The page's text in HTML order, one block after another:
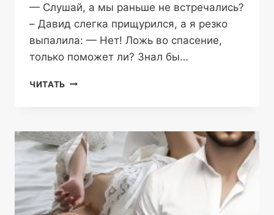
— Слушай, а мы раньше не встречались?
– Давид слегка прищурился, а я резко
выпалила: — Нет! Ложь во спасение,
только поможет ли? Знал бы…
ЧИТАТЬ МОЙ
ЧУВСТВА
НА
ГРАНИ
—
ИЛОНА
ШИКОВА